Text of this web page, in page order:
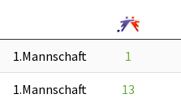
1.Mannschaft 1
1.Mannschaft 13